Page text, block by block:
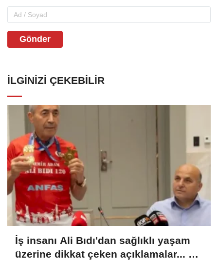
Gönder
İLGINIZI ÇEKEBILIR
İş insanı Ali Bıdı'dan sağlıklı yaşam
üzerine dikkat çeken açıklamalar... 77